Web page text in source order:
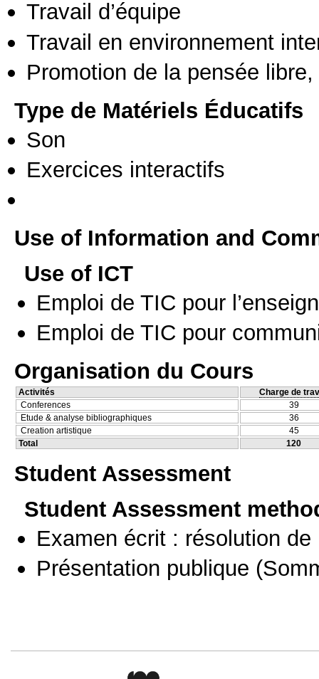
Travail d’équipe
Travail en environnement
Promotion de la pensée
Type de Matériels Éducatifs
Son
Exercices interactifs
Use of Information and
Use of ICT
Emploi de TIC pour
Emploi de TIC pour
Organisation du Cours
Activités
Charge de
Conferences
39
Etude & analyse bibliographiques
36
Creation artistique
45
Total
120
Student Assessment
Student Assessment
Examen écrit : résolution de
Présentation publique